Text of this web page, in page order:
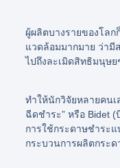
ผู้ผลิตบางรายของโล
แวดล้อมมากมาย ว่ามี
ไปถึงละเมิดสิทธิมนุษ
ทำให้นักวิจัยหลายคนเ
ฉีดชำระ” หรือ Bidet
การใช้กระดาษชำระ
กระบวนการผลิตกระด